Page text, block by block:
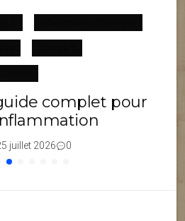
complet pour
juillet 2026 0